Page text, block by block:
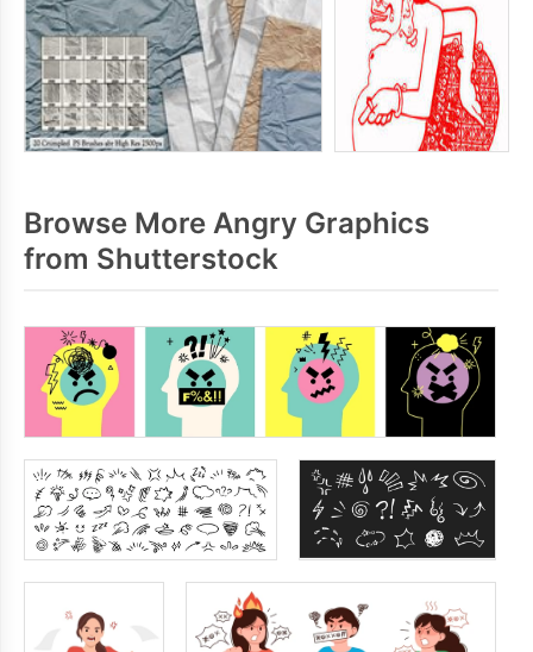
Browse More Angry Graphics
from Shutterstock